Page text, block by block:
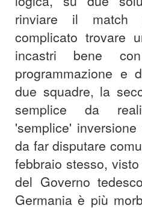
rinviare il match
complicato trovare
incastri bene
programmazione e
due squadre, la
semplice da
'semplice'
da far disputare
febbraio stesso,
del Governo
Germania è più